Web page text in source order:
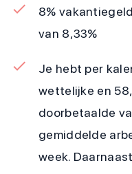
8%
van 8,33%
Je hebt per
wettelijke en
doorbetaalde
gemiddelde
week.